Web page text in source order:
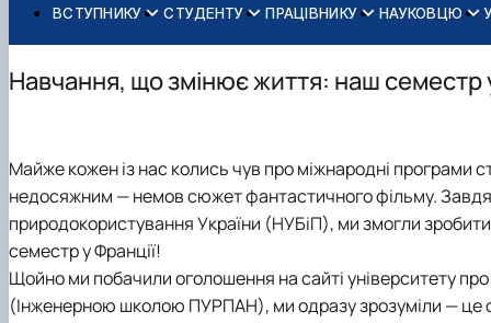
ВСТУПНИКУ
Вступ до НУБіП України 2026
Приймальна комісія
Правила прийому
Підготовчий курс НМТ
Для іноземців / For foreigners
Військова освіта
СТУДЕНТУ
Навчання
Додаткова освіта
Позанавчальна діяльність
Пільги
ПРАЦІВНИКУ
Освітній процес
Міжнародна діяльність
Довідкова інформація
НАУКОВЦЮ
Наукова діяльність
Аспіранту / Докторанту
Захисти дисертацій
Біоетична комісія
Наукові видання
Наука для бізнесу
Управління і самоврядування
Загальна інформація
Офіційні документи
Державні закупівлі
Офіційна символіка
Антикорупційні заходи
Гендерна радниця
Контактна інформація
Навчання, що змінює життя: наш семестр
Майже кожен із нас колись чув про міжнародні програми
недосяжним — немов сюжет фантастичного фільму.
природокористування України (НУБіП), ми змогли
семестр у Франції!
Щойно ми побачили оголошення на сайті університету
(Інженерною школою ПУРПАН), ми одразу зрозуміли — це